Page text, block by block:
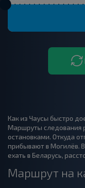
Как из Чаусы быстро
Маршруты следования
остановками. Откуда
прибывают в Могилёв.
ехать в Беларусь,
Маршрут на